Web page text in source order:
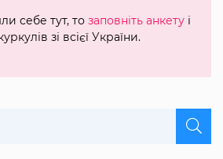
себе тут, то заповніть анкету і
зі всієї України.